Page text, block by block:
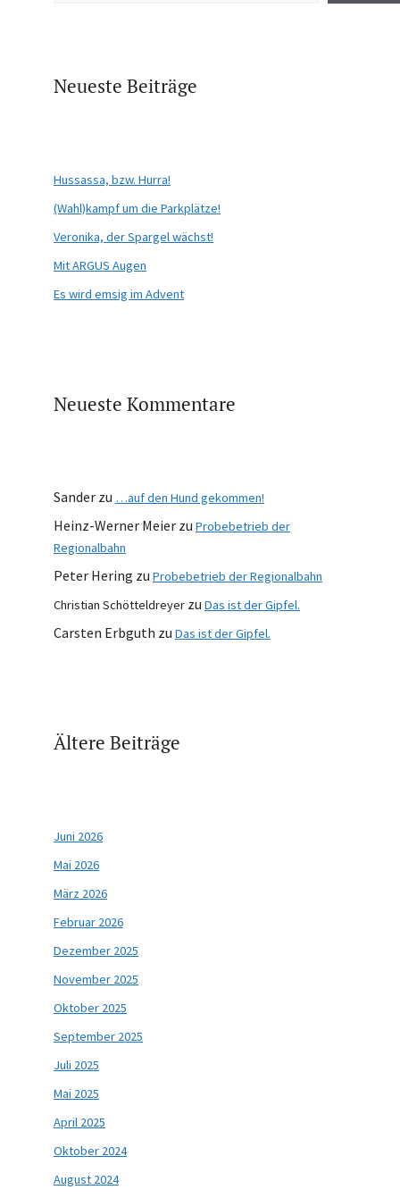
Neueste Beiträge
Hussassa, bzw. Hurra!
(Wahl)kampf um die Parkplätze!
Veronika, der Spargel wächst!
Mit ARGUS Augen
Es wird emsig im Advent
Neueste Kommentare
Sander zu …auf den Hund gekommen!
Heinz-Werner Meier zu Probebetrieb der
Regionalbahn
Peter Hering zu Probebetrieb der Regionalbahn
Christian Schötteldreyer zu Das ist der Gipfel.
Carsten Erbguth zu Das ist der Gipfel.
Ältere Beiträge
Juni 2026
Mai 2026
März 2026
Februar 2026
Dezember 2025
November 2025
Oktober 2025
September 2025
Juli 2025
Mai 2025
April 2025
Oktober 2024
August 2024